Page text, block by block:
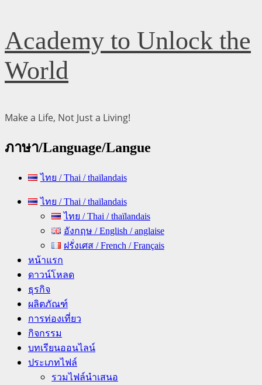
Skip
to
content
Academy to Unlock the
World
Make a Life, Not Just a Living!
ภาษา/Language/Langue
ไทย / Thai / thaïlandais
Primary ไทย / Thai / thaïlandais
ไทย / Thai / thaïlandais
อังกฤษ / English / anglaise
ฝรั่งเศส / French / Français
หน้าแรก
ดาวน์โหลด
ธุรกิจ
ผลิตภัณฑ์
การท่องเที่ยว
กิจกรรม
บทเรียนออนไลน์
ประเภทไฟล์
รวมไฟล์นำเสนอ